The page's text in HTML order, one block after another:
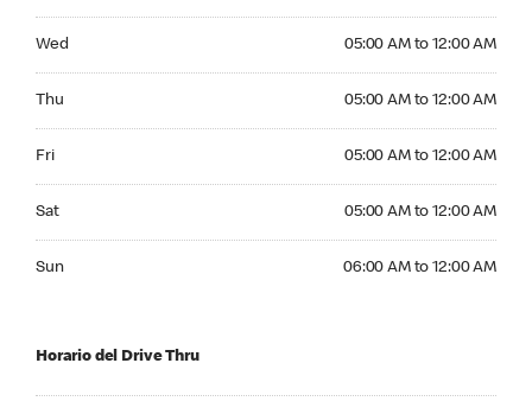
Wed 05:00 AM to 12:00 AM
Thu 05:00 AM to 12:00 AM
Fri 05:00 AM to 12:00 AM
Sat 05:00 AM to 12:00 AM
Sun 06:00 AM to 12:00 AM
Horario del Drive Thru